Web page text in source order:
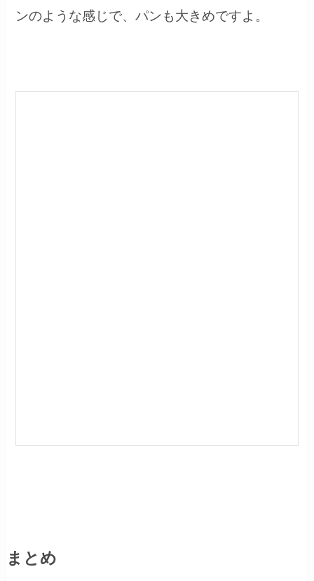
ンのような感じで、パンも大きめですよ。
まとめ